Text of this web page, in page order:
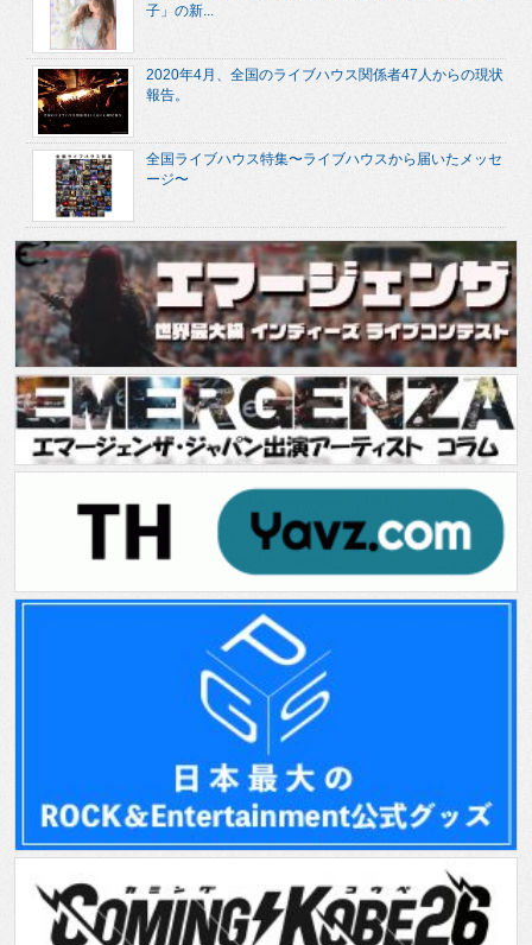
子」の新...
2020年4月、全国のライブハウス関係者47人からの現状
報告。
全国ライブハウス特集〜ライブハウスから届いたメッセ
ージ〜